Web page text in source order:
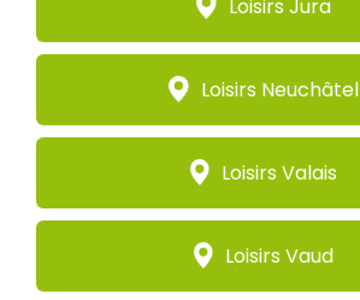
Loisirs Jura
Loisirs Neuchâtel
Loisirs Valais
Loisirs Vaud